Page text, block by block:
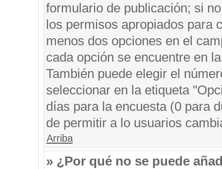
formulario de publicación; si
los permisos apropiados para
menos dos opciones en el
cada opción se encuentre en
También puede elegir el
seleccionar en la etiqueta
días para la encuesta (0 para
de permitir a lo usuarios
Arriba
» ¿Por qué no se puede